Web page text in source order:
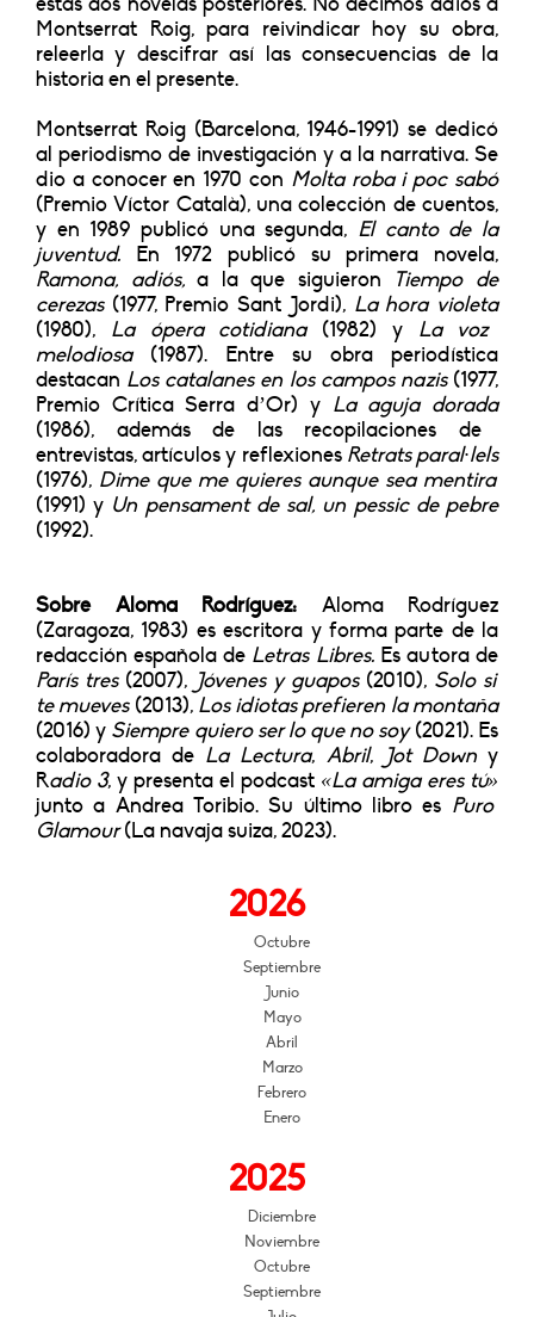
Montserrat Roig, para reivindicar hoy su obra,
releerla y descifrar así las consecuencias de la
historia en el presente.
Montserrat Roig (Barcelona, 1946-1991) se dedicó
al periodismo de investigación y a la narrativa. Se
dio a conocer en 1970 con Molta roba i poc sabó
(Premio Víctor Català), una colección de cuentos,
y en 1989 publicó una segunda, El canto de la
juventud. En 1972 publicó su primera novela,
Ramona, adiós,a la que siguieron
Tiempo de
cerezas(1977, Premio Sant Jordi), La hora violeta
(1980), La ópera cotidiana(1982) yLa voz
melodiosa(1987). Entre su obra periodística
destacan Los catalanes en los campos nazis(1977,
Premio Crítica Serra d’Or) y La aguja dorada
(1986), además de las recopilaciones de
entrevistas, artículos y reflexiones Retrats paral·lels
(1976), Dime que me quieres aunque sea mentira
(1991) y Un pensament de sal, un pessic de pebre
(1992).
Sobre Aloma Rodríguez: Aloma Rodríguez
(Zaragoza, 1983) es escritora y forma parte de la
redacción española de Letras Libres.Es autora de
París tres(2007), Jóvenes y guapos(2010), Solo si
te mueves(2013), Los idiotas prefieren la montaña
(2016) y Siempre quiero ser lo que no soy(2021). Es
colaboradora de La Lectura, Abril, Jot Downy
Radio 3, y presenta el podcast «La amiga eres tú»
junto a Andrea Toribio. Su último libro es Puro
Glamour(La navaja suiza, 2023).
2026
Octubre
Septiembre
Junio
Mayo
Abril
Marzo
Febrero
Enero
2025
Diciembre
Noviembre
Octubre
Septiembre